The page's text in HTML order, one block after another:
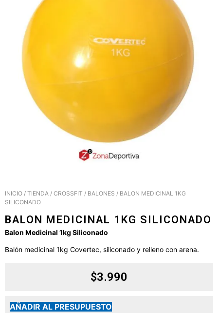
INICIO / TIENDA / CROSSFIT / BALONES / BALON MEDICINAL 1KG
SILICONADO
BALON MEDICINAL 1KG SILICONADO
Balon Medicinal 1kg Siliconado
Balón medicinal 1kg Covertec, siliconado y relleno con arena.
$3.990
AÑADIR AL PRESUPUESTO